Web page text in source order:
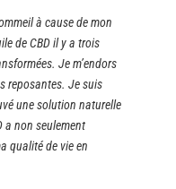
à cause de mon
de CBD il y a trois
Je m’endors
reposantes. Je suis
une solution naturelle
a non seulement
qualité de vie en